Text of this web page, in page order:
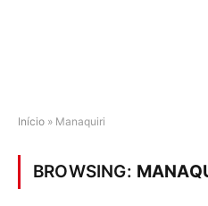
Início » Manaquiri
BROWSING: